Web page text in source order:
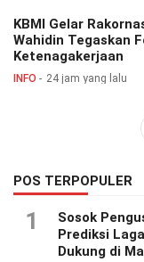
KBMI Gelar
Wahidin Tegaskan
Ketenagakerjaan
INFO 24 jam yang lalu
POS TERPOPULER
1
Sosok
Prediksi
Dukung di